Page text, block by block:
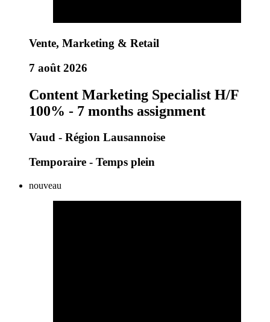
Vente, Marketing & Retail
7 août 2026
Content Marketing Specialist H/F
100% - 7 months assignment
Vaud - Région Lausannoise
Temporaire - Temps plein
nouveau